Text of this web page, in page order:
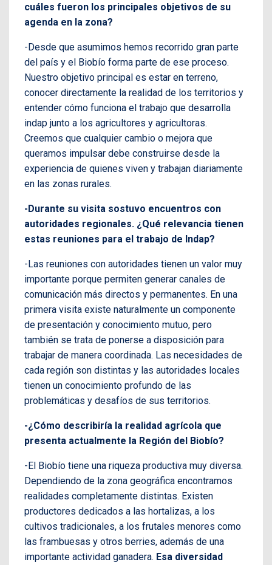
cuáles fueron los principales objetivos de su
agenda en la zona?
-Desde que asumimos hemos recorrido gran parte
del país y el Biobío forma parte de ese proceso.
Nuestro objetivo principal es estar en terreno,
conocer directamente la realidad de los territorios y
entender cómo funciona el trabajo que desarrolla
indap junto a los agricultores y agricultoras.
Creemos que cualquier cambio o mejora que
queramos impulsar debe construirse desde la
experiencia de quienes viven y trabajan diariamente
en las zonas rurales.
-Durante su visita sostuvo encuentros con
autoridades regionales. ¿Qué relevancia tienen
estas reuniones para el trabajo de Indap?
-Las reuniones con autoridades tienen un valor muy
importante porque permiten generar canales de
comunicación más directos y permanentes. En una
primera visita existe naturalmente un componente
de presentación y conocimiento mutuo, pero
también se trata de ponerse a disposición para
trabajar de manera coordinada. Las necesidades de
cada región son distintas y las autoridades locales
tienen un conocimiento profundo de las
problemáticas y desafíos de sus territorios.
-¿Cómo describiría la realidad agrícola que
presenta actualmente la Región del Biobío?
-El Biobío tiene una riqueza productiva muy diversa.
Dependiendo de la zona geográfica encontramos
realidades completamente distintas. Existen
productores dedicados a las hortalizas, a los
cultivos tradicionales, a los frutales menores como
las frambuesas y otros berries, además de una
importante actividad ganadera. Esa diversidad